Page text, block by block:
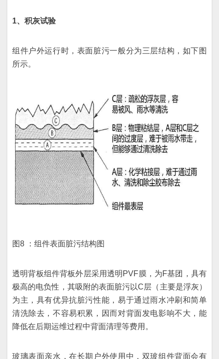
1、积灰试验
组件户外运行时，表面脏污一般分为三层结构，如下图
所示。
图8 ：组件表面脏污结构图
透明背板组件背板外层采用透明PVF膜，为F基团，具有
极高的电负性，其吸附的表面脏污以C层（主要是浮灰）
为主，具有优异抗脏污性能，易于通过雨水冲刷和简单
清洗除去，不容易积累，因而对背面发电影响不大，能
降低在后期运维过程中背面清理等费用。
玻璃表面亲水，在长期户外使用中，双玻组件背面会有